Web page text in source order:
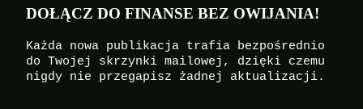
DOŁĄCZ DO FINANSE BEZ OWIJANIA!
Każda nowa publikacja trafia bezpośrednio
do Twojej skrzynki mailowej, dzięki czemu
nigdy nie przegapisz żadnej aktualizacji.